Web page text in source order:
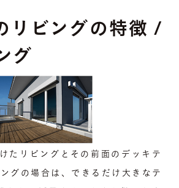
リビングの特徴 /
グ
たリビングとその前面のデッキテ
グの場合は、できるだけ大きなテ